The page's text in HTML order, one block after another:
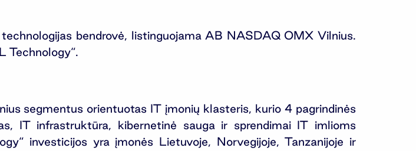
bendrovė, listinguojama AB NASDAQ OMX Vilnius.
Technology“.
segmentus orientuotas IT įmonių klasteris, kurio 4 pagrindinės
IT infrastruktūra, kibernetinė sauga ir sprendimai IT imlioms
investicijos yra įmonės Lietuvoje, Norvegijoje, Tanzanijoje ir